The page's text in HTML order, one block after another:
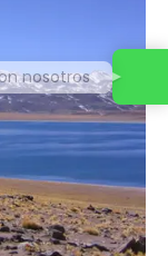
nosotros